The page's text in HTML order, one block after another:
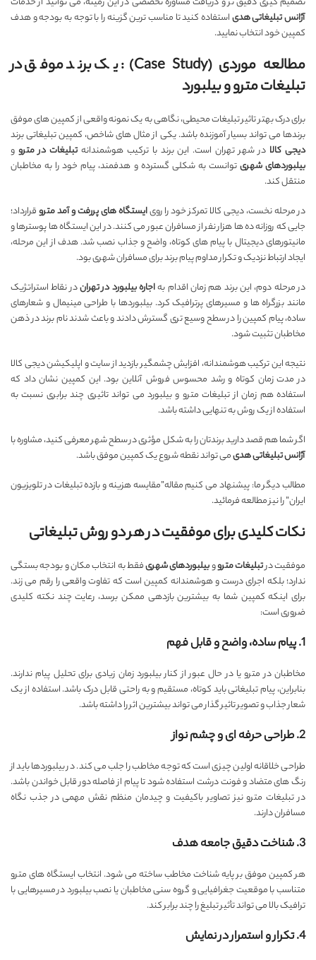
آژانس تبلیغاتی هدیاستفاده کنید تا مناسب ترین گزینه را با توجه به بودجه و هدف
کمپین خود انتخاب نمایید.
مطالعه موردی (Case Study): یک برند موفق در
تبلیغات مترو و بیلبورد
برای درک بهتر تاثیر تبلیغات محیطی، نگاهی به یک نمونه واقعی از کمپین های موفق
برندها می تواند بسیار آموزنده باشد. یکی از مثال های شاخص، کمپین تبلیغاتی برند
دیجی کالا در شهر تهران است. این برند با ترکیب هوشمندانهتبلیغات در مترو و
بیلبوردهای شهریتوانست به شکلی گسترده و هدفمند، پیام خود را به مخاطبان
منتقل کند.
در مرحله نخست، دیجی کالا تمرکز خود را رویایستگاه های پررفت و آمد متروقرارداد؛
جایی که روزانه ده ها هزار نفر از مسافران عبور می کنند. در این ایستگاه ها پوسترها و
مانیتورهای دیجیتال با پیام های کوتاه، واضح و جذاب نصب شد. هدف از این مرحله،
ایجاد ارتباط نزدیک و تکرار مداوم پیام برند برای مسافران شهری بود.
در مرحله دوم، این برند هم زمان اقدام بهاجاره بیلبورد در تهراندر نقاط استراتژیک
مانند بزرگراه ها و مسیرهای پرترافیک کرد. بیلبوردها با طراحی مینیمال و شعارهای
ساده، پیام کمپین را در سطح وسیع تری گسترش دادند و باعث شدند نام برند در ذهن
مخاطبان تثبیت شود.
نتیجه این ترکیب هوشمندانه، افزایش چشمگیر بازدید از سایت و اپلیکیشن دیجی کالا
در مدت زمان کوتاه و رشد محسوس فروش آنلاین بود. این کمپین نشان داد که
استفاده هم زمان از تبلیغات مترو و بیلبورد می تواند تاثیری چند برابری نسبت به
استفاده از یک روش به تنهایی داشته باشد.
اگر شما هم قصد دارید برندتان را به شکل مؤثری در سطح شهر معرفی کنید، مشاوره با
آژانس تبلیغاتی هدیمی تواند نقطه شروع یک کمپین موفق باشد.
مطالب دیگر ما: پیشنهاد می کنیم مقاله”مقایسه هزینه و بازده تبلیغات در تلویزیون
ایران” را نیز مطالعه فرمائید.
نکات کلیدی برای موفقیت در هر دو روش تبلیغاتی
موفقیت درتبلیغات مترووبیلبوردهای شهریفقط به انتخاب مکان و بودجه بستگی
ندارد؛ بلکه اجرای درست و هوشمندانه کمپین است که تفاوت واقعی را رقم می زند.
برای اینکه کمپین شما به بیشترین بازدهی ممکن برسد، رعایت چند نکته کلیدی
ضروری است:
1. پیام ساده، واضح و قابل فهم
مخاطبان در مترو یا در حال عبور از کنار بیلبورد زمان زیادی برای تحلیل پیام ندارند.
بنابراین، پیام تبلیغاتی باید کوتاه، مستقیم و به راحتی قابل درک باشد. استفاده از یک
شعار جذاب و تصویر تاثیر گذار می تواند بیشترین اثر را داشته باشد.
2. طراحی حرفه ای و چشم نواز
طراحی خلاقانه اولین چیزی است که توجه مخاطب را جلب می کند. در بیلبوردها باید از
رنگ های متضاد و فونت درشت استفاده شود تا پیام از فاصله دور قابل خواندن باشد.
در تبلیغات مترو نیز تصاویر باکیفیت و چیدمان منظم نقش مهمی در جذب نگاه
مسافران دارند.
3. شناخت دقیق جامعه هدف
هر کمپین موفق بر پایه شناخت مخاطب ساخته می شود. انتخاب ایستگاه های مترو
متناسب با موقعیت جغرافیایی و گروه سنی مخاطبان یا نصب بیلبورد در مسیرهایی با
ترافیک بالا می تواند تأثیر تبلیغ را چند برابر کند.
4. تکرار و استمرار در نمایش